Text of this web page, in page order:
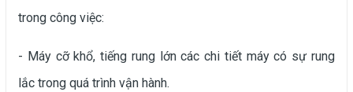
trong công việc:
- Máy cỡ khổ, tiếng rung lớn các chi tiết máy có sự rung
lắc trong quá trình vận hành.